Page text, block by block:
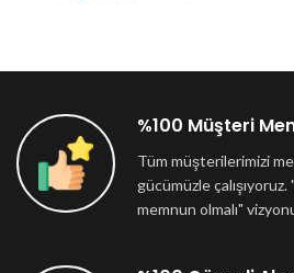
%100 Müşteri
Tüm müşterilerimizi
gücümüzle
memnun olmalı"